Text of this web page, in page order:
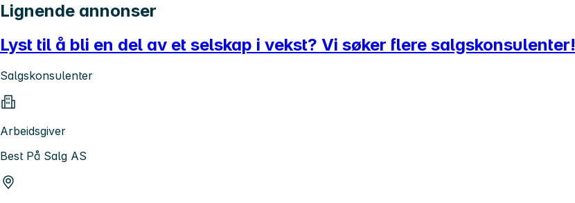
Lignende annonser
Lyst til å bli en del av et selskap i vekst? Vi søker flere salgskonsulenter!
Salgskonsulenter
Arbeidsgiver
Best På Salg AS